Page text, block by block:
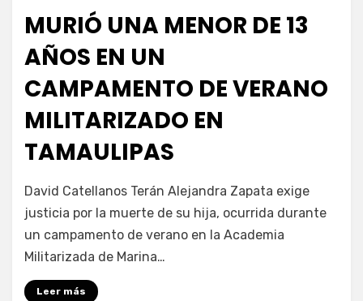
MURIÓ UNA MENOR DE 13
AÑOS EN UN
CAMPAMENTO DE VERANO
MILITARIZADO EN
TAMAULIPAS
por Fernando Miranda Servín
David Catellanos Terán Alejandra Zapata exige
justicia por la muerte de su hija, ocurrida durante
un campamento de verano en la Academia
Militarizada de Marina…
Leer más